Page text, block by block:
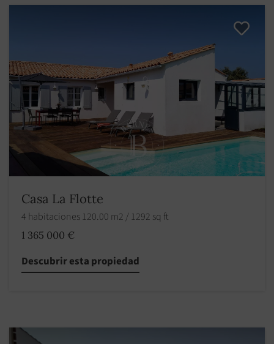
Casa La Flotte
4 habitaciones 120.00 m2 / 1292 sq ft
1 365 000 €
Descubrir esta propiedad